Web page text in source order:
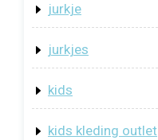
jurkje
jurkjes
kids
kids kleding outlet